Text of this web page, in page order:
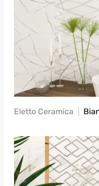
Eletto Ceramica